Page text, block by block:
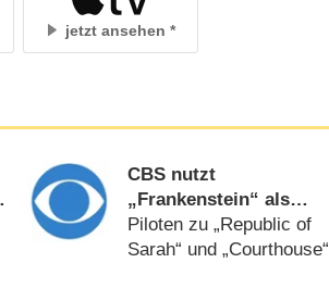
jetzt ansehen
CBS nutzt
„Frankenstein“ als
Aufhänger für neuen
Serienpiloten
Piloten zu „Republic of
Sarah“ und „Courthouse“